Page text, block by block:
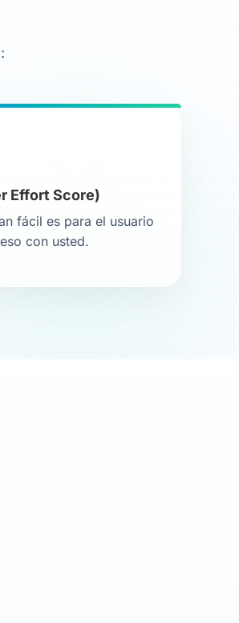
Effort Score)
fácil es para el usuario
con usted.